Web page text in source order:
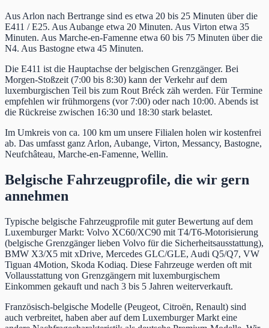
Aus Arlon nach Bertrange sind es etwa 20 bis 25 Minuten über die
E411 / E25. Aus Aubange etwa 20 Minuten. Aus Virton etwa 35
Minuten. Aus Marche-en-Famenne etwa 60 bis 75 Minuten über die
N4. Aus Bastogne etwa 45 Minuten.
Die E411 ist die Hauptachse der belgischen Grenzgänger. Bei
Morgen-Stoßzeit (7:00 bis 8:30) kann der Verkehr auf dem
luxemburgischen Teil bis zum Rout Bréck zäh werden. Für Termine
empfehlen wir frühmorgens (vor 7:00) oder nach 10:00. Abends ist
die Rückreise zwischen 16:30 und 18:30 stark belastet.
Im Umkreis von ca. 100 km um unsere Filialen holen wir kostenfrei
ab. Das umfasst ganz Arlon, Aubange, Virton, Messancy, Bastogne,
Neufchâteau, Marche-en-Famenne, Wellin.
Belgische Fahrzeugprofile, die wir gern
annehmen
Typische belgische Fahrzeugprofile mit guter Bewertung auf dem
Luxemburger Markt: Volvo XC60/XC90 mit T4/T6-Motorisierung
(belgische Grenzgänger lieben Volvo für die Sicherheitsausstattung),
BMW X3/X5 mit xDrive, Mercedes GLC/GLE, Audi Q5/Q7, VW
Tiguan 4Motion, Skoda Kodiaq. Diese Fahrzeuge werden oft mit
Vollausstattung von Grenzgängern mit luxemburgischem
Einkommen gekauft und nach 3 bis 5 Jahren weiterverkauft.
Französisch-belgische Modelle (Peugeot, Citroën, Renault) sind
auch verbreitet, haben aber auf dem Luxemburger Markt eine